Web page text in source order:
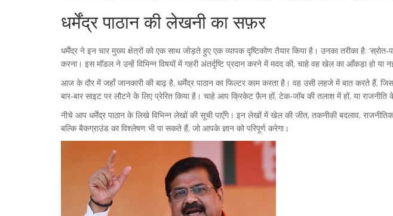
धर्मेंद्र पाठान की लेखनी का सफ़र
धर्मेंद्र ने इन चार मुख्य क्षेत्रों को एक साथ जोड़ते हुए एक व्यापक दृष्टिकोण तैयार किया है। उनका तरीका है:
करना। इस मॉडल ने उन्हें विभिन्न विषयों में गहरी अंतर्दृष्टि प्रदान करने में मदद की, चाहे वह खेल का आँकड़ा हो
आज के दौर में जहाँ जानकारी की बाढ़ है, धर्मेंद्र पाठान का फिल्टर काम करता है। वह उसी लहजे में बात करते
बार‑बार साइट पर लौटने के लिए प्रेरित किया है। चाहे आप क्रिकेट फ़ैन हों, टेक‑जॉब की तलाश में हों, या
नीचे आप धर्मेंद्र पाठान के लिखे विभिन्न लेखों की सूची पाएँगे। इन लेखों में खेल की जीत, तकनीकी बदलाव,
बल्कि बैकग्राउंड का विश्लेषण भी पा सकते हैं, जो आपके ज्ञान को परिपूर्ण करेगा।